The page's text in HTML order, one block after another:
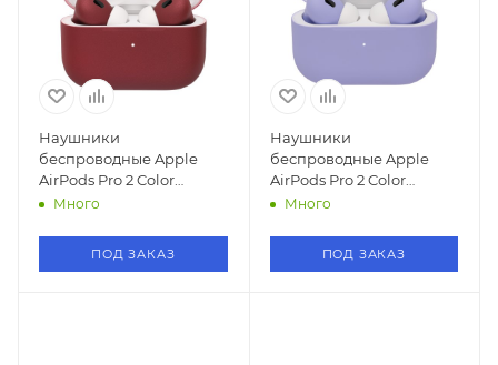
Наушники
беспроводные Apple
AirPods Pro 2 Color
(Burgundy/Бордовый)
Много
ПОД ЗАКАЗ
Наушники
беспроводные Apple
AirPods Pro 2 Color
(Lavender /Лаванда)
Много
ПОД ЗАКАЗ